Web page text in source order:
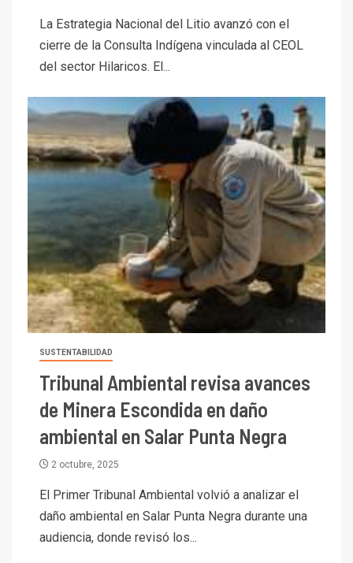
La Estrategia Nacional del Litio avanzó con el
cierre de la Consulta Indígena vinculada al CEOL
del sector Hilaricos. El...
SUSTENTABILIDAD
Tribunal Ambiental revisa avances
de Minera Escondida en daño
ambiental en Salar Punta Negra
2 octubre, 2025
El Primer Tribunal Ambiental volvió a analizar el
daño ambiental en Salar Punta Negra durante una
audiencia, donde revisó los...
3 I+D
PIB minero impacta el